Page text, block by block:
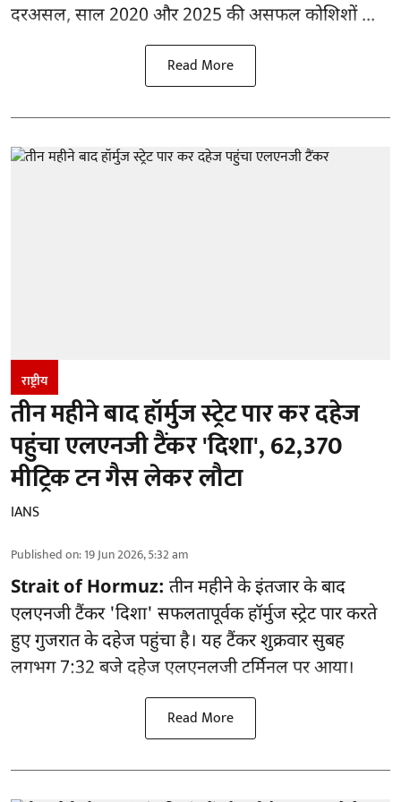
दरअसल, साल 2020 और 2025 की असफल कोशिशों ...
Read More
राष्ट्रीय
तीन महीने बाद हॉर्मुज स्ट्रेट पार कर दहेज
पहुंचा एलएनजी टैंकर 'दिशा', 62,370
मीट्रिक टन गैस लेकर लौटा
IANS
Published on:19 Jun 2026, 5:32 am
Strait of Hormuz: तीन महीने के इंतजार के बाद
एलएनजी टैंकर 'दिशा' सफलतापूर्वक हॉर्मुज स्ट्रेट पार करते
हुए गुजरात के दहेज पहुंचा है। यह टैंकर शुक्रवार सुबह
लगभग 7:32 बजे दहेज एलएनलजी टर्मिनल पर आया।
Read More